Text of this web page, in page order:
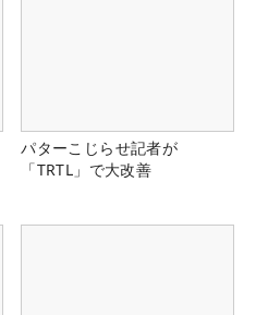
パターこじらせ記者が
「TRTL」で大改善